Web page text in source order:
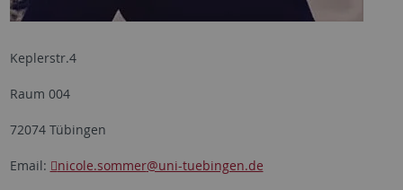
Keplerstr.4
Raum 004
72074 Tübingen
Email: nicole.sommer@uni-tuebingen.de